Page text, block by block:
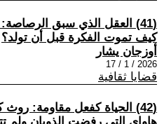
(41) العقل الذي سبق
كيف تموت الفكرة قبل أن تولد؟
أوزجان يشار
2026 / 1 / 17
قضايا ثقافية
(42) الحياة كفعل مقاومة: روث